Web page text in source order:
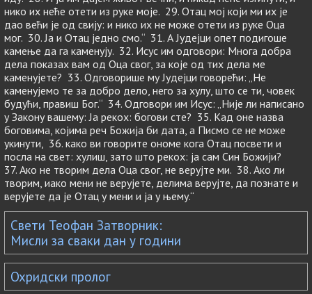
нико их неће отети из руке моје. 29. Отац мој који ми их је
дао већи је од свију: и нико их не можe отeти из руке Оца
мог. 30. Ја и Отац једно смо.“ 31. А Јудејци опет подигоше
камење да га каменују. 32. Исус им одговори: Многа добра
дела показах вам од Оца свог, за које од тих дела ме
каменујете? 33. Одговорише му Јудејци говорећи: „Не
каменујемо те за добро дело, него за хулу, што се ти, човек
будући, правиш Бог.“ 34. Одговори им Исус: „Није ли написано
у Закону вашему: Ја рекох: богови сте? 35. Кад оне назва
боговима, којима реч Божија би дата, а Писмо се не може
укинути, 36. како ви говорите ономе кога Отац посвети и
посла на свет: хулиш, зато што рекох: ја сам Син Божији?
37. Ако не творим дела Оца свог, не верујте ми. 38. Ако ли
творим, иако мени не верујете, делима верујте, да познате и
верујете да је Отац у мени и ја у њему.“
Свети Теофан Затворник:
Мисли за сваки дан у години
Охридски пролог